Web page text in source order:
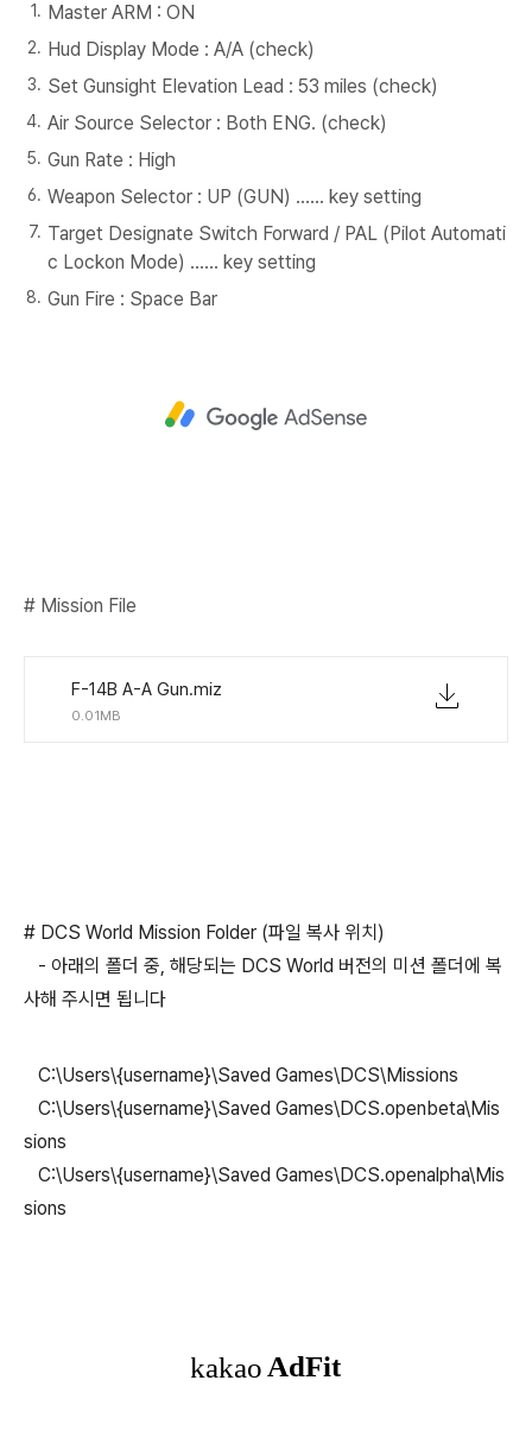
Master ARM : ON
Hud Display Mode : A/A (check)
Set Gunsight Elevation Lead : 53 miles (check)
Air Source Selector : Both ENG. (check)
Gun Rate : High
Weapon Selector : UP (GUN) ...... key setting
Target Designate Switch Forward / PAL (Pilot Automati
c Lockon Mode) ...... key setting
Gun Fire : Space Bar
# Mission File
F-14B A-A Gun.miz
0.01MB
# DCS World Mission Folder (파일 복사 위치)
- 아래의 폴더 중, 해당되는 DCS World 버전의 미션 폴더에 복
사해 주시면 됩니다
C:\Users\{username}\Saved Games\DCS\Missions
C:\Users\{username}\Saved Games\DCS.openbeta\Mis
sions
C:\Users\{username}\Saved Games\DCS.openalpha\Mis
sions